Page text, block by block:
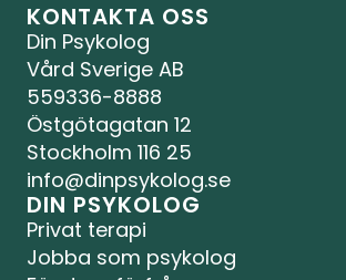
KONTAKTA OSS
Din Psykolog
Vård Sverige AB
559336-8888
Östgötagatan 12
Stockholm 116 25
info@dinpsykolog.se
DIN PSYKOLOG
Privat terapi
Jobba som psykolog